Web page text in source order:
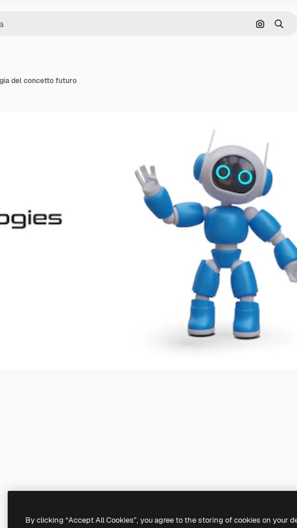
Cerca
del concetto futuro
By clicking “Accept All Cookies”, you agree to the storing of cookies on your